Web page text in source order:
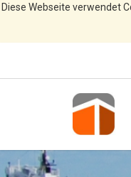
Diese Webseite verwendet